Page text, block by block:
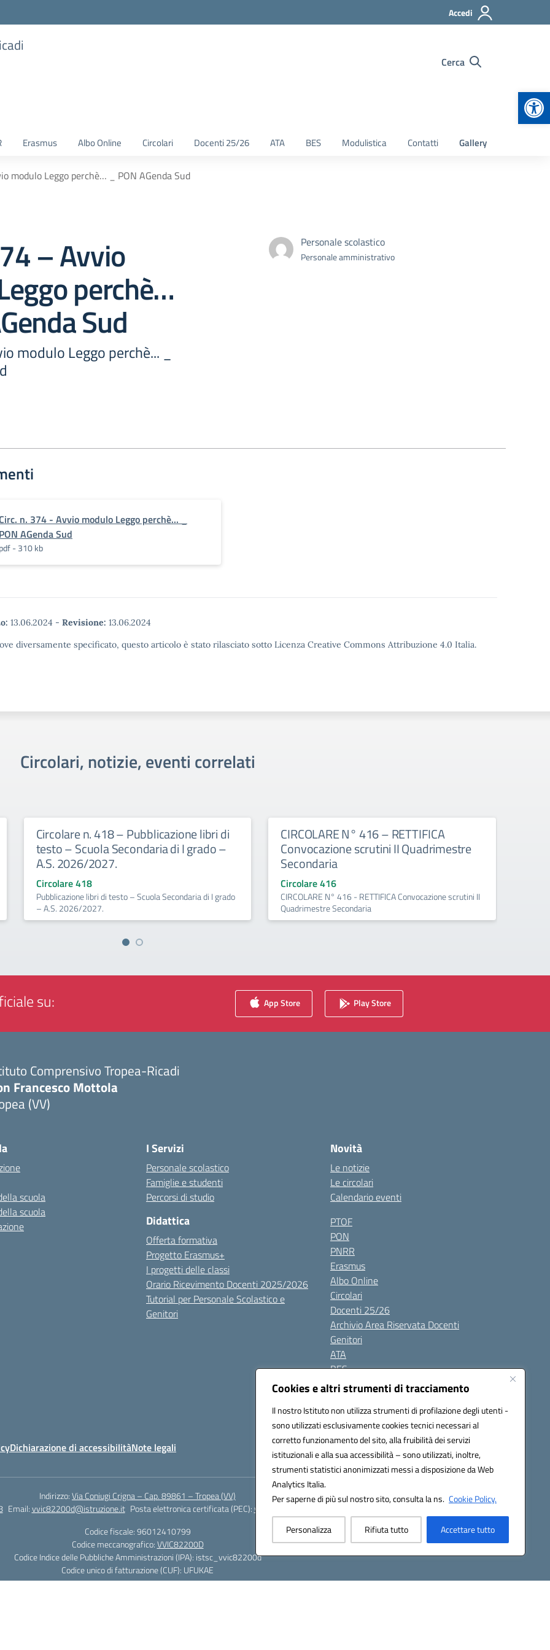
Cookies e altri strumenti di tracciamento
Il nostro Istituto non utilizza strumenti di profilazione degli utenti -
sono utilizzati esclusivamente cookies tecnici necessari al
corretto funzionamento del sito, alla fruibilità dei servizi
istituzionali e alla sua accessibilità – sono utilizzati, inoltre,
strumenti statistici anonimizzati messi a disposizione da Web
Analytics Italia.
Per saperne di più sul nostro sito, consulta la ns. Cookie Policy.
Personalizza Rifiuta tutto Accettare tutto
Accedi
Cerca
Erasmus Albo Online Circolari Docenti 25/26 ATA BES Modulistica Contatti Gallery
modulo Leggo perchè… _ PON AGenda Sud
– Avvio
perchè…
Sud
modulo Leggo perchè... _
Personale scolastico
Personale amministrativo
n. 374 - Avvio modulo Leggo perchè... _
PON AGenda Sud
pdf - 310 kb
13.06.2024 - Revisione: 13.06.2024
diversamente specificato, questo articolo è stato rilasciato sotto Licenza Creative Commons Attribuzione 4.0 Italia.
Circolari, notizie, eventi correlati
Circolare n. 418 – Pubblicazione libri di
testo – Scuola Secondaria di I grado –
A.S. 2026/2027.
Circolare 418
Pubblicazione libri di testo – Scuola Secondaria di I grado
– A.S. 2026/2027.
CIRCOLARE N° 416 – RETTIFICA
Convocazione scrutini II Quadrimestre
Secondaria
Circolare 416
CIRCOLARE N° 416 - RETTIFICA Convocazione scrutini II
Quadrimestre Secondaria
su: App Store Play Store
Comprensivo Tropea-Ricadi
Francesco Mottola
(VV)
scuola
scuola
I Servizi
Personale scolastico
Famiglie e studenti
Percorsi di studio
Didattica
Offerta formativa
Progetto Erasmus+
I progetti delle classi
Orario Ricevimento Docenti 2025/2026
Tutorial per Personale Scolastico e
Genitori
Novità
Le notizie
Le circolari
Calendario eventi
PTOF
PON
PNRR
Erasmus
Albo Online
Circolari
Docenti 25/26
Archivio Area Riservata Docenti
Genitori
ATA
BES
Modulistica
Gallery
Dichiarazione di accessibilitàNote legali
Indirizzo:Via Coniugi Crigna – Cap. 89861 – Tropea (VV)
Email:vvic82200d@istruzione.it Posta elettronica certificata (PEC):vvic82200d@pec.istruzione.it
Codice fiscale: 96012410799
Codice meccanografico:VVIC82200D
Codice Indice delle Pubbliche Amministrazioni (IPA): istsc_vvic82200d
Codice unico di fatturazione (CUF): UFUKAE